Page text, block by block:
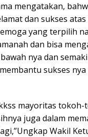
mengatakan,
dan sukses
yang terpilih
dan bisa
nya dan
sukses
mayoritas
juga dalam
Wakil